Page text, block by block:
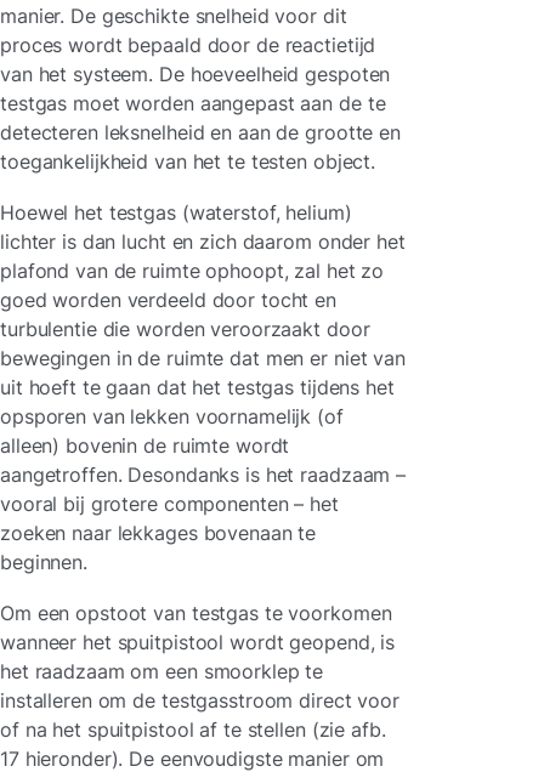
manier. De geschikte snelheid voor dit
proces wordt bepaald door de reactietijd
van het systeem. De hoeveelheid gespoten
testgas moet worden aangepast aan de te
detecteren leksnelheid en aan de grootte en
toegankelijkheid van het te testen object.
Hoewel het testgas (waterstof, helium)
lichter is dan lucht en zich daarom onder het
plafond van de ruimte ophoopt, zal het zo
goed worden verdeeld door tocht en
turbulentie die worden veroorzaakt door
bewegingen in de ruimte dat men er niet van
uit hoeft te gaan dat het testgas tijdens het
opsporen van lekken voornamelijk (of
alleen) bovenin de ruimte wordt
aangetroffen. Desondanks is het raadzaam –
vooral bij grotere componenten – het
zoeken naar lekkages bovenaan te
beginnen.
Om een opstoot van testgas te voorkomen
wanneer het spuitpistool wordt geopend, is
het raadzaam om een smoorklep te
installeren om de testgasstroom direct voor
of na het spuitpistool af te stellen (zie afb.
17 hieronder). De eenvoudigste manier om